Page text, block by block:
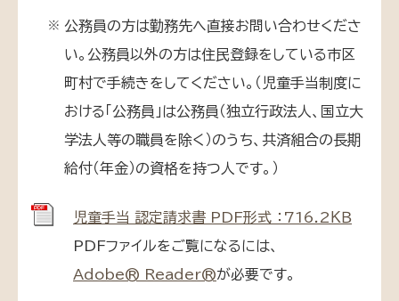
※ 公務員の方は勤務先へ直接お問い合わせくださ
い。公務員以外の方は住民登録をしている市区
町村で手続きをしてください。（児童手当制度に
おける「公務員」は公務員（独立行政法人、国立大
学法人等の職員を除く）のうち、共済組合の長期
給付（年金）の資格を持つ人です。）
児童手当 認定請求書 PDF形式 ：716.2ＫＢ
PDFファイルをご覧になるには、
Adobe® Reader®が必要です。